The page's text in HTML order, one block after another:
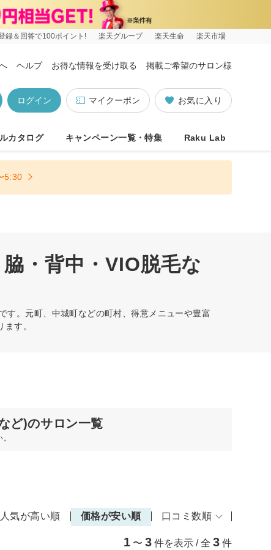
録＆回答で100ポイント! 楽天グループ 楽天生命 楽天市場
ヘルプ お得な情報を受け取る 掲載ご希望のサロン様
お気に入り
マイクーポン
ログイン
カタログ キャンペーン一覧・特集 Raku Lab
5:30
・背中・VIO脱毛な
す。元町、中城町などの町村、得意メニューや豊富
す。
ど)のサロン一覧
人気が高い順 価格が安い順 口コミ数順
1 〜 3 件を表示 / 全 3 件